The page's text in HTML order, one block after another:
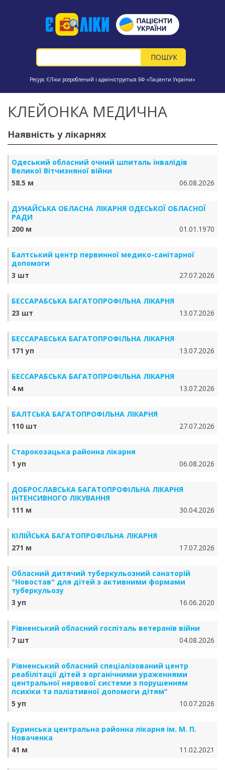
Ресурс ЄЛіки розроблений і адмініструється БФ «Пацієнти України»
КЛЕЙОНКА МЕДИЧНА
Наявність у лікарнях
Одеський обласний очний шпиталь інвалідів
Великої Вітчизняної війни
58.5 м
06.08.2026
ДУНАЙСЬКА ОБЛАСНА ЛІКАРНЯ ОДЕСЬКОЇ ОБЛАСНОЇ
РАДИ
200 м
01.01.1970
Балтський центр первинної медико-санітарної
допомоги
3 шт
27.07.2026
БЕССАРАБСЬКА БАГАТОПРОФІЛЬНА ЛІКАРНЯ
23 шт
13.07.2026
БЕССАРАБСЬКА БАГАТОПРОФІЛЬНА ЛІКАРНЯ
171 уп
13.07.2026
БЕССАРАБСЬКА БАГАТОПРОФІЛЬНА ЛІКАРНЯ
4 м
13.07.2026
БАЛТСЬКА БАГАТОПРОФІЛЬНА ЛІКАРНЯ
110 шт
27.07.2026
Старокозацька районна лікарня
1 уп
06.08.2026
ДОБРОСЛАВСЬКА БАГАТОПРОФІЛЬНА ЛІКАРНЯ
ІНТЕНСИВНОГО ЛІКУВАННЯ
111 м
30.04.2026
КІЛІЙСЬКА БАГАТОПРОФІЛЬНА ЛІКАРНЯ
271 м
17.07.2026
Обласний дитячий туберкульозний санаторій
"Новостав" для дітей з активними формами
туберкульозу
3 уп
16.06.2020
Рівненський обласний госпіталь ветеранів війни
7 шт
04.08.2026
Рівненський обласний спеціалізований центр
реабілітації дітей з органічними ураженнями
центральної нервової системи з порушенням
психіки та паліативної допомоги дітям"
5 уп
10.07.2026
Буринська центральна районна лікарня ім. М. П.
Новаченка
41 м
11.02.2021